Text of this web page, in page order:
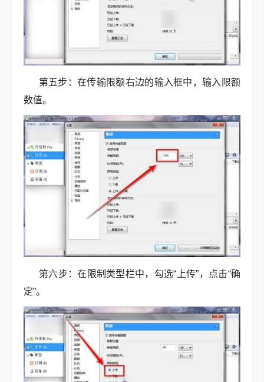
第五步：在传输限额右边的输入框中，输入限额
数值。
第六步：在限制类型栏中，勾选“上传”，点击“确
定”。